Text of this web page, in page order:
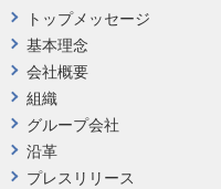
トップメッセージ
基本理念
会社概要
組織
グループ会社
沿革
プレスリリース